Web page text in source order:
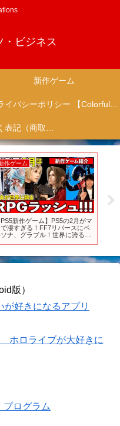
・ビジネス
新作ゲーム
プライバシーポリシー 【Colorful Creation】
特定商取引法に基づく表記（商取引に関する開示）
作ゲーム
PS5新作ゲーム】PS5の2月がマ
で凄すぎる！FF7リバースにペ
ソナ、グラブル！世界に誇る日
ムソフト】
版）
好きになるアプリ
ホロライブが大好きに
ログラム